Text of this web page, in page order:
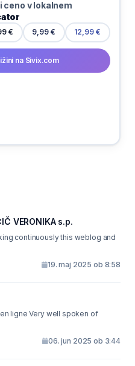
ceno v lokalnem
€ 9,99 € 12,99 €
na Sivix.com
VERONIKA s.p.
continuously this weblog and
19. maj 2025 ob 8:58
ligne Very well spoken of
06. jun 2025 ob 3:44